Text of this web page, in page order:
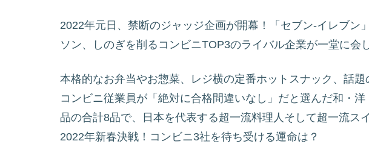
2022年元日、禁断のジャッジ企画が開幕！「セブン‐イレブン
ソン、しのぎを削るコンビニTOP3のライバル企業が一堂に会
本格的なお弁当やお惣菜、レジ横の定番ホットスナック、話
コンビニ従業員が「絶対に合格間違いなし」だと選んだ和・
品の合計8品で、日本を代表する超一流料理人そして超一流ス
2022年新春決戦！コンビニ3社を待ち受ける運命は？